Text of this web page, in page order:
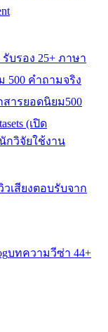
รับรอง 25+ ภาษา
500 คำถามจริง
สารยอดนิยม500
(เปิด
กวิจัยใช้งาน
วเสียงตอบรับจาก
บทความวีซ่า 44+